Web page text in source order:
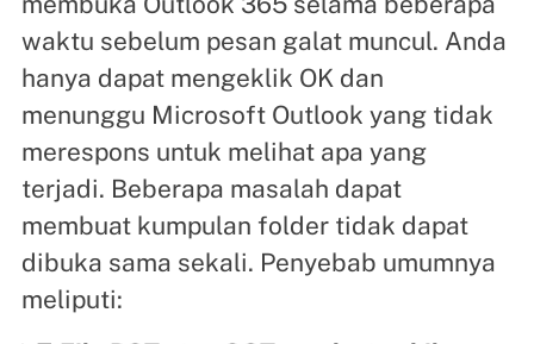
waktu sebelum pesan galat muncul. Anda
hanya dapat mengeklik OK dan
menunggu Microsoft Outlook yang tidak
merespons untuk melihat apa yang
terjadi. Beberapa masalah dapat
membuat kumpulan folder tidak dapat
dibuka sama sekali. Penyebab umumnya
meliputi: